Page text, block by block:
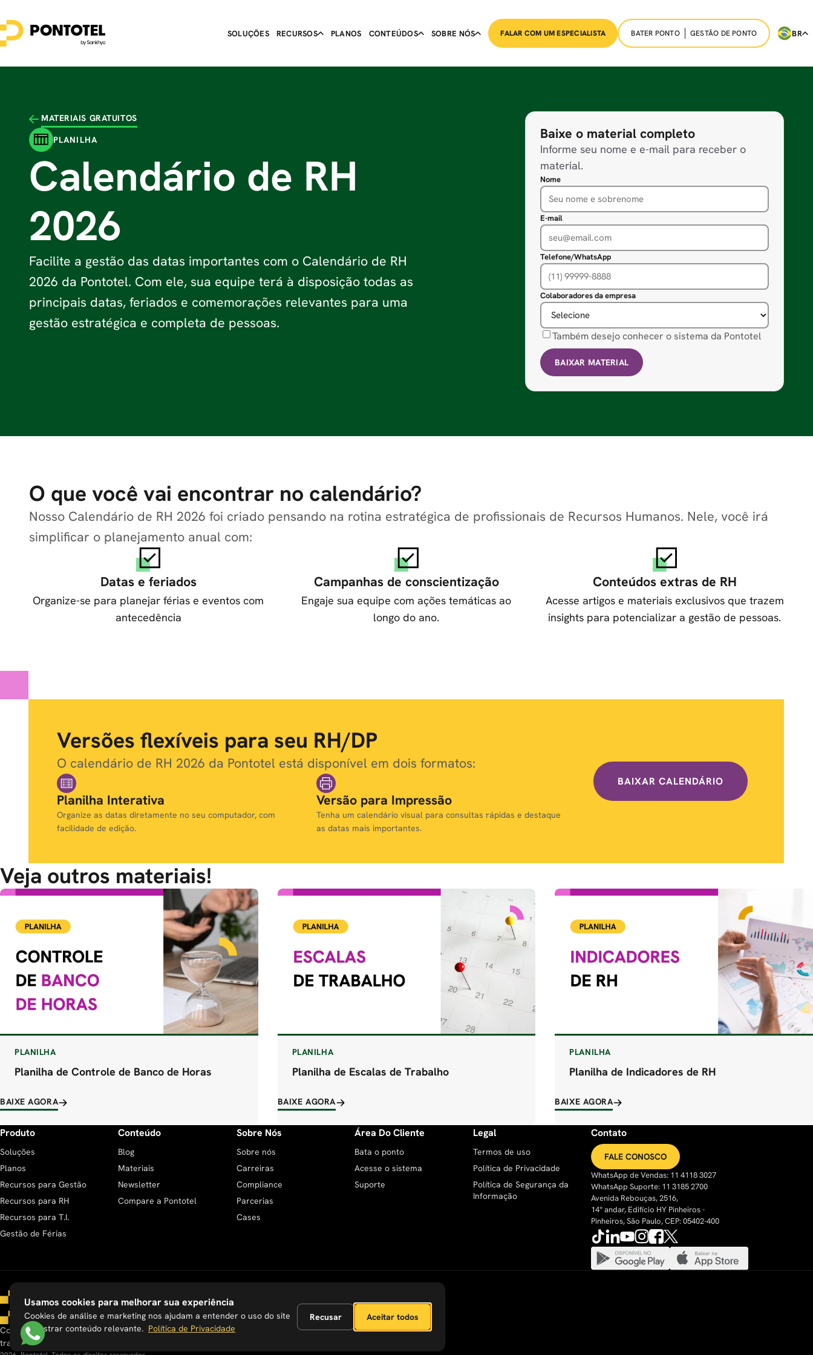
SOLUÇÕES RECURSOS PLANOS CONTEÚDOS SOBRE NÓS FALAR COM UM ESPECIALISTA BATER PONTO GESTÃO DE PONTO BR
MATERIAIS GRATUITOS
PLANILHA
Calendário de RH
2026
Facilite a gestão das datas importantes com o Calendário de RH
2026 da Pontotel. Com ele, sua equipe terá à disposição todas as
principais datas, feriados e comemorações relevantes para uma
gestão estratégica e completa de pessoas.
Baixe o material completo
Informe seu nome e e-mail para receber o
material.
Nome
E-mail
Telefone/WhatsApp
Colaboradores da empresa
Também desejo conhecer o sistema da Pontotel
BAIXAR MATERIAL
O que você vai encontrar no calendário?
Nosso Calendário de RH 2026 foi criado pensando na rotina estratégica de profissionais de Recursos Humanos. Nele, você irá
simplificar o planejamento anual com:
Datas e feriados
Organize-se para planejar férias e eventos com
antecedência
Campanhas de conscientização
Engaje sua equipe com ações temáticas ao
longo do ano.
Conteúdos extras de RH
Acesse artigos e materiais exclusivos que trazem
insights para potencializar a gestão de pessoas.
Versões flexíveis para seu RH/DP
O calendário de RH 2026 da Pontotel está disponível em dois formatos:
Planilha Interativa
Organize as datas diretamente no seu computador, com
facilidade de edição.
Versão para Impressão
Tenha um calendário visual para consultas rápidas e destaque
as datas mais importantes.
BAIXAR CALENDÁRIO
Veja outros materiais!
PLANILHA
Planilha de Controle de Banco de Horas
BAIXE AGORA
PLANILHA
Planilha de Escalas de Trabalho
BAIXE AGORA
PLANILHA
Planilha de Indicadores de RH
BAIXE AGORA
Produto
Soluções
Planos
Recursos para Gestão
Recursos para RH
Recursos para T.I.
Gestão de Férias
Conteúdo
Blog
Materiais
Newsletter
Compare a Pontotel
Sobre Nós
Sobre nós
Carreiras
Compliance
Parcerias
Cases
Área Do Cliente
Bata o ponto
Acesse o sistema
Suporte
Legal
Termos de uso
Política de Privacidade
Política de Segurança da
Informação
Contato
FALE CONOSCO
WhatsApp de Vendas: 11 4118 3027
WhatsApp Suporte: 11 3185 2700
Avenida Rebouças, 2516,
14° andar, Edifício HY Pinheiros -
Pinheiros, São Paulo, CEP: 05402-400
Coração nas pessoas, olhos no futuro e mãos na massa. É assim que criamos juntos o futuro do
trabalho!
Usamos cookies para melhorar sua experiência
Cookies de análise e marketing nos ajudam a entender o uso do site
e mostrar conteúdo relevante. Política de Privacidade
Recusar Aceitar todos